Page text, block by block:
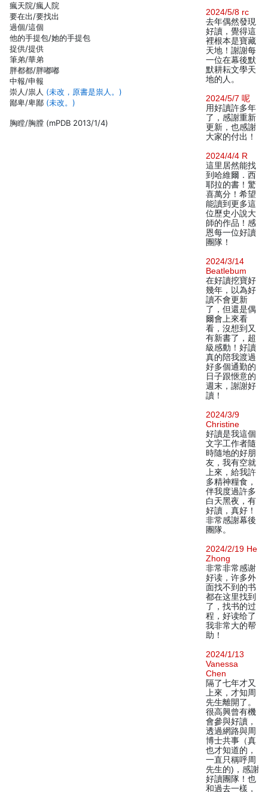
瘋天院/瘋人院
要在出/要找出
過個/這個
他的手提包/她的手提包
捉供/提供
筆弟/華弟
胖都都/胖嘟嘟
中報/申報
崇人/祟人 (未改，原書是祟人。)
鄙卑/卑鄙 (未改。)
胸瞠/胸膛 (mPDB 2013/1/4)
2024/5/8 rc
去年偶然發現
好讀，覺得這
裡根本是寶藏
天地！謝謝每
一位在幕後默
默耕耘文學天
地的人。
2024/5/7 呢
用好讀許多年
了，感謝重新
更新，也感謝
大家的付出！
2024/4/4 R
這里居然能找
到哈維爾．西
耶拉的書！驚
喜萬分！希望
能讀到更多這
位歷史小說大
師的作品！感
恩每一位好讀
團隊！
2024/3/14
Beatlebum
在好讀挖寶好
幾年，以為好
讀不會更新
了，但還是偶
爾會上來看
看，沒想到又
有新書了，超
級感動！好讀
真的陪我渡過
好多個通勤的
日子跟愜意的
週末，謝謝好
讀！
2024/3/9
Christine
好讀是我這個
文字工作者隨
時隨地的好朋
友，我有空就
上來，給我許
多精神糧食，
伴我度過許多
白天黑夜，有
好讀，真好！
非常感謝幕後
團隊。
2024/2/19 He
Zhong
非常非常感谢
好读，许多外
面找不到的书
都在这里找到
了，找书的过
程，好读给了
我非常大的帮
助！
2024/1/13
Vanessa
Chen
隔了七年才又
上來，才知周
先生離開了。
很高興曾有機
會參與好讀，
透過網路與周
博士共事（真
也才知道的，
一直只稱呼周
先生的)，感謝
好讀團隊！也
和過去一樣，